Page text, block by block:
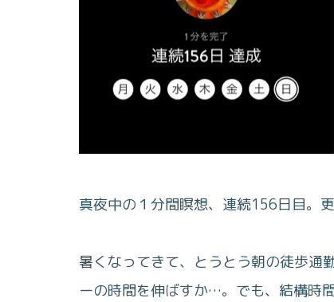
真夜中の１分間瞑想、連続156日目。更
暑くなってきて、とうとう朝の徒歩通
ーの時間を伸ばすか…。でも、結構時